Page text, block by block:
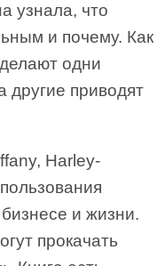
узнала, что
и почему. Как
одни
приводят
Harley-
бизнесе и жизни.
прокачать